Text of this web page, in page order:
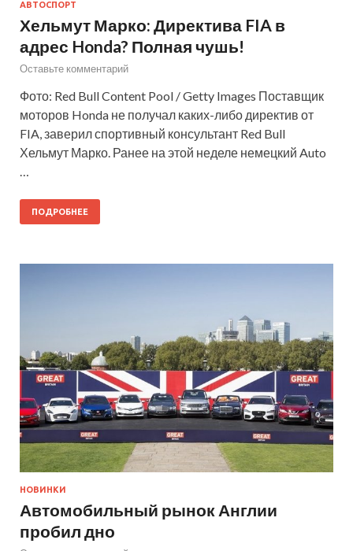
АВТОСПОРТ
Хельмут Марко: Директива FIA в
адрес Honda? Полная чушь!
Оставьте комментарий
Фото: Red Bull Content Pool / Getty Images Поставщик
моторов Honda не получал каких-либо директив от
FIA, заверил спортивный консультант Red Bull
Хельмут Марко. Ранее на этой неделе немецкий Auto
…
ПОДРОБНЕЕ
НОВИНКИ
Автомобильный рынок Англии
пробил дно